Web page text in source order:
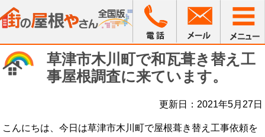
草津市木川町で和瓦葺き替え工
事屋根調査に来ています。
更新日：2021年5月27日
こんにちは、今日は草津市木川町で屋根葺き替え工事依頼を